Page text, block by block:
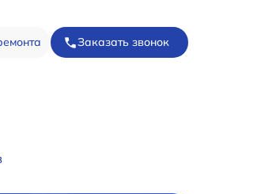
Заказать звонок